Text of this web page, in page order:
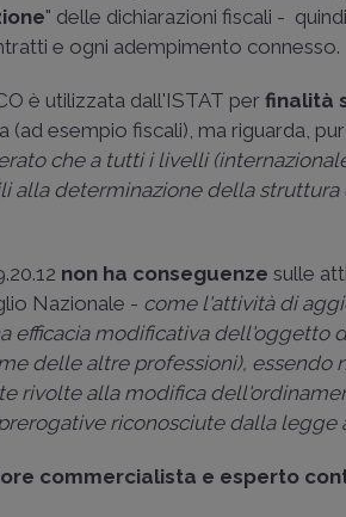
" delle dichiarazioni fiscali -
e ogni adempimento connesso.
è utilizzata dall'ISTAT perfinalità
esempio fiscali), ma riguarda, pur
che a tutti i livelli
alla determinazione della
non ha conseguenze sulle
Nazionale - come l'attività di
efficacia modificativa dell'oggetto
delle altre professioni), essendo
rivolte alla modifica
riconosciute dalla legge
commercialista e esperto